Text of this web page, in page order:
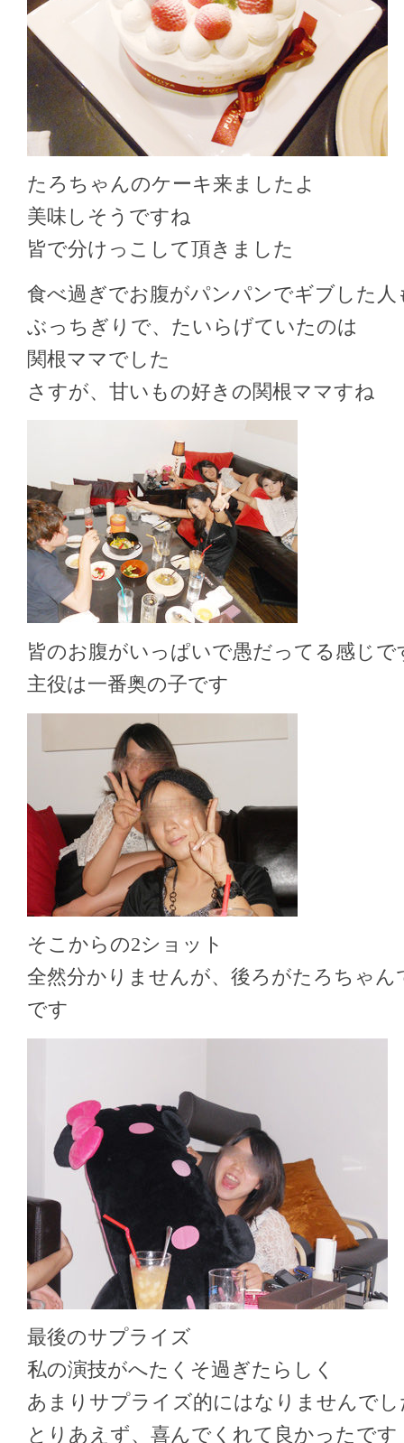
たろちゃんのケーキ来ましたよ
美味しそうですね
皆で分けっこして頂きました
食べ過ぎでお腹がパンパンでギブした
ぶっちぎりで、たいらげていたのは
関根ママでした
さすが、甘いもの好きの関根ママすね
皆のお腹がいっぱいで愚だってる感じで
主役は一番奥の子です
そこからの2ショット
全然分かりませんが、後ろがたろちゃ
です
最後のサプライズ
私の演技がへたくそ過ぎたらしく
あまりサプライズ的にはなりませんで
とりあえず、喜んでくれて良かったです